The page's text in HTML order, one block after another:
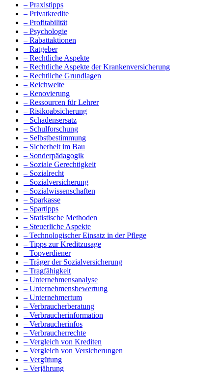
– Praxistipps
– Privatkredite
– Profitabilität
– Psychologie
– Rabattaktionen
– Ratgeber
– Rechtliche Aspekte
– Rechtliche Aspekte der Krankenversicherung
– Rechtliche Grundlagen
– Reichweite
– Renovierung
– Ressourcen für Lehrer
– Risikoabsicherung
– Schadensersatz
– Schulforschung
– Selbstbestimmung
– Sicherheit im Bau
– Sonderpädagogik
– Soziale Gerechtigkeit
– Sozialrecht
– Sozialversicherung
– Sozialwissenschaften
– Sparkasse
– Spartipps
– Statistische Methoden
– Steuerliche Aspekte
– Technologischer Einsatz in der Pflege
– Tipps zur Kreditzusage
– Topverdiener
– Träger der Sozialversicherung
– Tragfähigkeit
– Unternehmensanalyse
– Unternehmensbewertung
– Unternehmertum
– Verbraucherberatung
– Verbraucherinformation
– Verbraucherinfos
– Verbraucherrechte
– Vergleich von Krediten
– Vergleich von Versicherungen
– Vergütung
– Verjährung